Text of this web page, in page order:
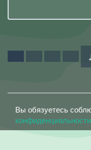
Вы обязуетесь
конфиденциальности